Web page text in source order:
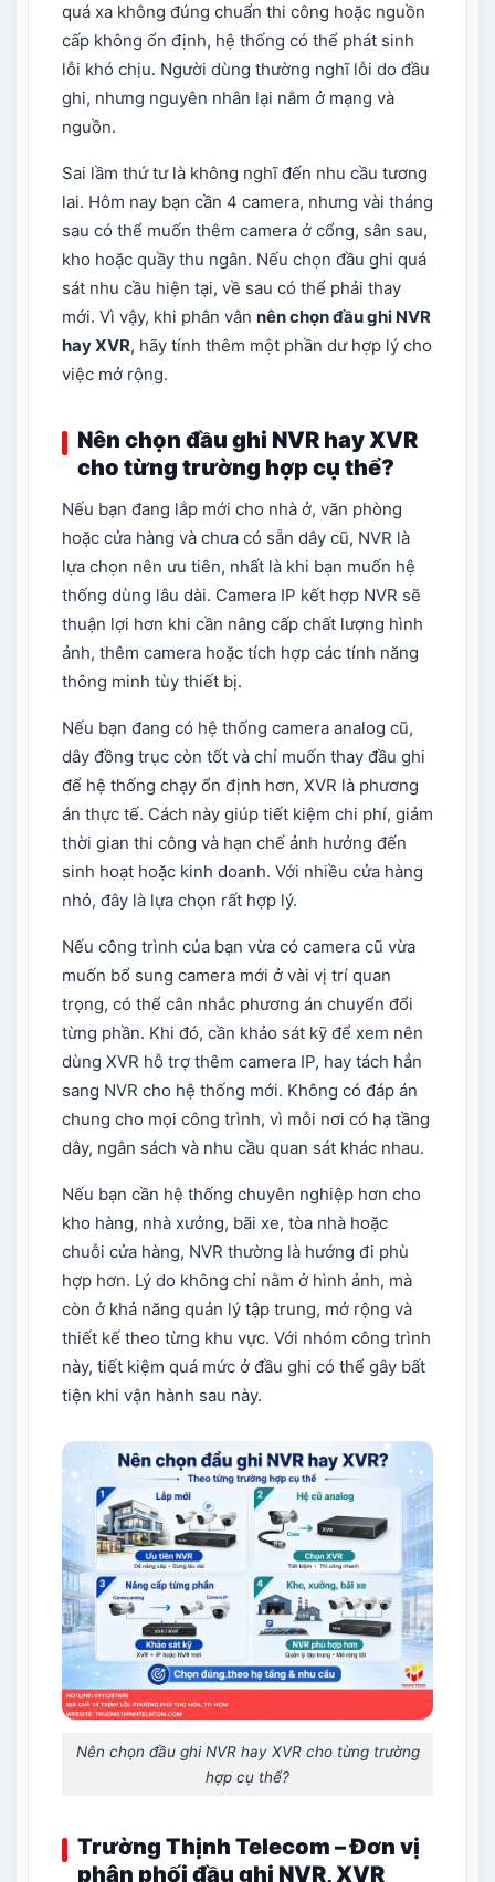
quá xa không đúng chuẩn thi công hoặc nguồn
cấp không ổn định, hệ thống có thể phát sinh
lỗi khó chịu. Người dùng thường nghĩ lỗi do đầu
ghi, nhưng nguyên nhân lại nằm ở mạng và
nguồn.
Sai lầm thứ tư là không nghĩ đến nhu cầu tương
lai. Hôm nay bạn cần 4 camera, nhưng vài tháng
sau có thể muốn thêm camera ở cổng, sân sau,
kho hoặc quầy thu ngân. Nếu chọn đầu ghi quá
sát nhu cầu hiện tại, về sau có thể phải thay
mới. Vì vậy, khi phân vân nên chọn đầu ghi NVR
hay XVR, hãy tính thêm một phần dư hợp lý cho
việc mở rộng.
Nên chọn đầu ghi NVR hay XVR
cho từng trường hợp cụ thể?
Nếu bạn đang lắp mới cho nhà ở, văn phòng
hoặc cửa hàng và chưa có sẵn dây cũ, NVR là
lựa chọn nên ưu tiên, nhất là khi bạn muốn hệ
thống dùng lâu dài. Camera IP kết hợp NVR sẽ
thuận lợi hơn khi cần nâng cấp chất lượng hình
ảnh, thêm camera hoặc tích hợp các tính năng
thông minh tùy thiết bị.
Nếu bạn đang có hệ thống camera analog cũ,
dây đồng trục còn tốt và chỉ muốn thay đầu ghi
để hệ thống chạy ổn định hơn, XVR là phương
án thực tế. Cách này giúp tiết kiệm chi phí, giảm
thời gian thi công và hạn chế ảnh hưởng đến
sinh hoạt hoặc kinh doanh. Với nhiều cửa hàng
nhỏ, đây là lựa chọn rất hợp lý.
Nếu công trình của bạn vừa có camera cũ vừa
muốn bổ sung camera mới ở vài vị trí quan
trọng, có thể cân nhắc phương án chuyển đổi
từng phần. Khi đó, cần khảo sát kỹ để xem nên
dùng XVR hỗ trợ thêm camera IP, hay tách hẳn
sang NVR cho hệ thống mới. Không có đáp án
chung cho mọi công trình, vì mỗi nơi có hạ tầng
dây, ngân sách và nhu cầu quan sát khác nhau.
Nếu bạn cần hệ thống chuyên nghiệp hơn cho
kho hàng, nhà xưởng, bãi xe, tòa nhà hoặc
chuỗi cửa hàng, NVR thường là hướng đi phù
hợp hơn. Lý do không chỉ nằm ở hình ảnh, mà
còn ở khả năng quản lý tập trung, mở rộng và
thiết kế theo từng khu vực. Với nhóm công trình
này, tiết kiệm quá mức ở đầu ghi có thể gây bất
tiện khi vận hành sau này.
Nên chọn đầu ghi NVR hay XVR cho từng trường
hợp cụ thể?
Trường Thịnh Telecom – Đơn vị
phân phối đầu ghi NVR, XVR